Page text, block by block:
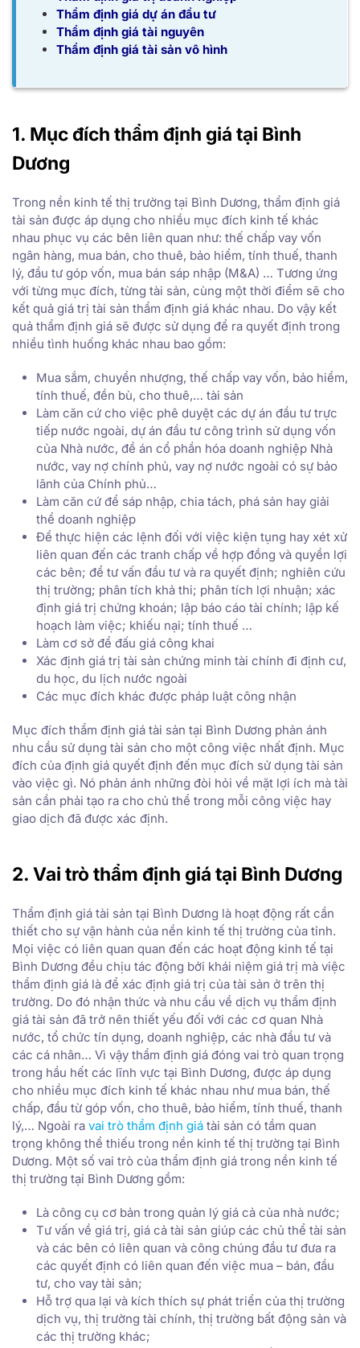
Thẩm định giá dự án đầu tư
Thẩm định giá tài nguyên
Thẩm định giá tài sản vô hình
1. Mục đích thẩm định giá tại Bình
Dương
Trong nền kinh tế thị trường tại Bình Dương, thẩm định giá
tài sản được áp dụng cho nhiều mục đích kinh tế khác
nhau phục vụ các bên liên quan như: thế chấp vay vốn
ngân hàng, mua bán, cho thuê, bảo hiểm, tính thuế, thanh
lý, đầu tư góp vốn, mua bán sáp nhập (M&A) … Tương ứng
với từng mục đích, từng tài sản, cùng một thời điểm sẽ cho
kết quả giá trị tài sản thẩm định giá khác nhau. Do vậy kết
quả thẩm định giá sẽ được sử dụng để ra quyết định trong
nhiều tình huống khác nhau bao gồm:
Mua sắm, chuyển nhượng, thế chấp vay vốn, bảo hiểm,
tính thuế, đền bù, cho thuê,… tài sản
Làm căn cứ cho việc phê duyệt các dự án đầu tư trực
tiếp nước ngoài, dự án đầu tư công trình sử dụng vốn
của Nhà nước, đề án cổ phần hóa doanh nghiệp Nhà
nước, vay nợ chính phủ, vay nợ nước ngoài có sự bảo
lãnh của Chính phủ…
Làm căn cứ để sáp nhập, chia tách, phá sản hay giải
thể doanh nghiệp
Để thực hiện các lệnh đối với việc kiện tụng hay xét xử
liên quan đến các tranh chấp về hợp đồng và quyền lợi
các bên; để tư vấn đầu tư và ra quyết định; nghiên cứu
thị trường; phân tích khả thi; phân tích lợi nhuận; xác
định giá trị chứng khoán; lập báo cáo tài chính; lập kế
hoạch làm việc; khiếu nại; tính thuế …
Làm cơ sở để đấu giá công khai
Xác định giá trị tài sản chứng minh tài chính đi định cư,
du học, du lịch nước ngoài
Các mục đích khác được pháp luật công nhận
Mục đích thẩm định giá tài sản tại Bình Dương phản ánh
nhu cầu sử dụng tài sản cho một công việc nhất định. Mục
đích của định giá quyết định đến mục đích sử dụng tài sản
vào việc gì. Nó phản ánh những đòi hỏi về mặt lợi ích mà tài
sản cần phải tạo ra cho chủ thể trong mỗi công việc hay
giao dịch đã được xác định.
2. Vai trò thẩm định giá tại Bình Dương
Thẩm định giá tài sản tại Bình Dương là hoạt động rất cần
thiết cho sự vận hành của nền kinh tế thị trường của tỉnh.
Mọi việc có liên quan quan đến các hoạt động kinh tế tại
Bình Dương đều chịu tác động bởi khái niệm giá trị mà việc
thẩm định giá là để xác định giá trị của tài sản ở trên thị
trường. Do đó nhận thức và nhu cầu về dịch vụ thẩm định
giá tài sản đã trở nên thiết yếu đối với các cơ quan Nhà
nước, tổ chức tín dụng, doanh nghiệp, các nhà đầu tư và
các cá nhân… Vì vậy thẩm định giá đóng vai trò quan trọng
trong hầu hết các lĩnh vực tại Bình Dương, được áp dụng
cho nhiều mục đích kinh tế khác nhau như mua bán, thế
chấp, đầu từ góp vốn, cho thuê, bảo hiểm, tính thuế, thanh
lý,… Ngoài ra vai trò thẩm định giá tài sản có tầm quan
trọng không thể thiếu trong nền kinh tế thị trường tại Bình
Dương. Một số vai trò của thẩm định giá trong nền kinh tế
thị trường tại Bình Dương gồm:
Là công cụ cơ bản trong quản lý giá cả của nhà nước;
Tư vấn về giá trị, giá cả tài sản giúp các chủ thể tài sản
và các bên có liên quan và công chúng đầu tư đưa ra
các quyết định có liên quan đến việc mua – bán, đầu
tư, cho vay tài sản;
Hỗ trợ qua lại và kích thích sự phát triển của thị trường
dịch vụ, thị trường tài chính, thị trường bất động sản và
các thị trường khác;